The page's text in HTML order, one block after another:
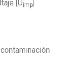
[Uimp